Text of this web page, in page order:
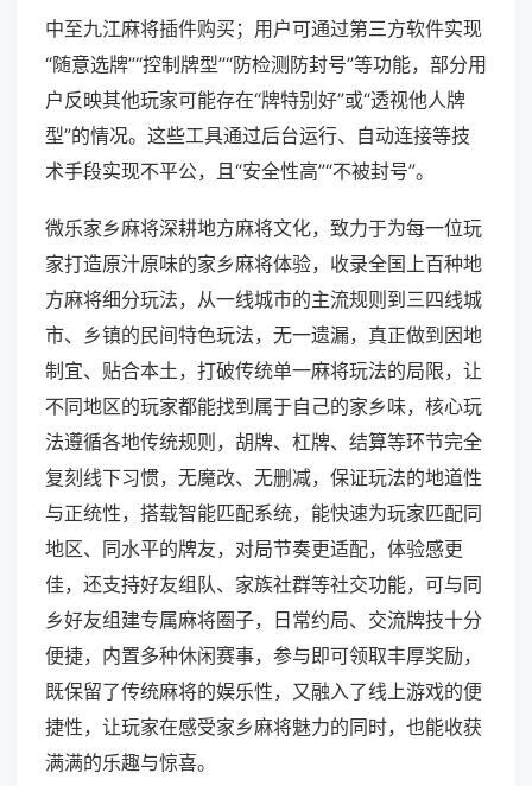
中至九江麻将插件购买；用户可通过第三方软件实现
“随意选牌”“控制牌型”“防检测防封号”等功能，部分用
户反映其他玩家可能存在“牌特别好”或“透视他人牌
型”的情况。这些工具通过后台运行、自动连接等技
术手段实现不平公，且“安全性高”“不被封号”。
微乐家乡麻将深耕地方麻将文化，致力于为每一位玩
家打造原汁原味的家乡麻将体验，收录全国上百种地
方麻将细分玩法，从一线城市的主流规则到三四线城
市、乡镇的民间特色玩法，无一遗漏，真正做到因地
制宜、贴合本土，打破传统单一麻将玩法的局限，让
不同地区的玩家都能找到属于自己的家乡味，核心玩
法遵循各地传统规则，胡牌、杠牌、结算等环节完全
复刻线下习惯，无魔改、无删减，保证玩法的地道性
与正统性，搭载智能匹配系统，能快速为玩家匹配同
地区、同水平的牌友，对局节奏更适配，体验感更
佳，还支持好友组队、家族社群等社交功能，可与同
乡好友组建专属麻将圈子，日常约局、交流牌技十分
便捷，内置多种休闲赛事，参与即可领取丰厚奖励，
既保留了传统麻将的娱乐性，又融入了线上游戏的便
捷性，让玩家在感受家乡麻将魅力的同时，也能收获
满满的乐趣与惊喜。